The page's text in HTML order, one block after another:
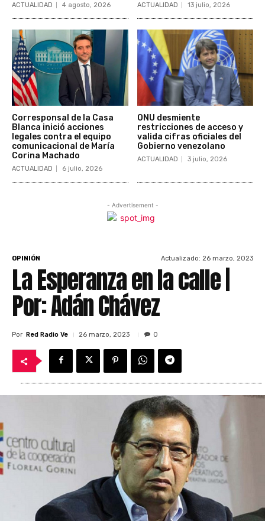
ACTUALIDAD 4 agosto, 2026 ACTUALIDAD 13 julio, 2026
Corresponsal de la Casa
Blanca inició acciones
legales contra el equipo
comunicacional de María
Corina Machado
ACTUALIDAD 6 julio, 2026
ONU desmiente
restricciones de acceso y
valida cifras oficiales del
Gobierno venezolano
ACTUALIDAD 3 julio, 2026
- Advertisement -